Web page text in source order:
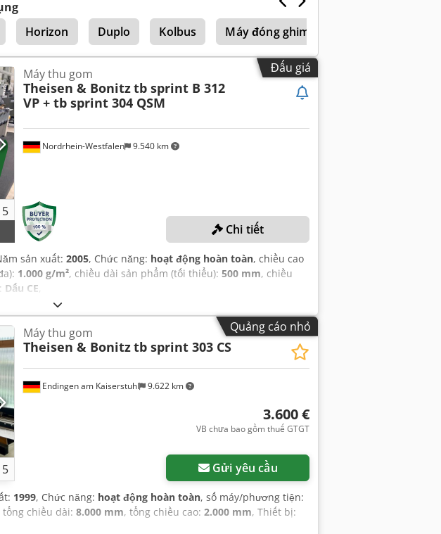
Horizon Duplo Kolbus Máy đóng ghim tập hợp
Đấu giá
5
Nordrhein-Westfalen 9.540 km
Máy thu gom
Theisen & Bonitztb sprint B 312
VP + tb sprint 304 QSM
Chi tiết
sản xuất: 2005, Chức năng: hoạt động hoàn toàn, chiều cao
1.000 g/m², chiều dài sản phẩm (tối thiểu): 500 mm, chiều
Dấu CE,
Quảng cáo nhỏ
5
Endingen am Kaiserstuhl 9.622 km
Máy thu gom
Theisen & Bonitztb sprint 303 CS
3.600 €
VB chưa bao gồm thuế GTGT
Gửi yêu cầu
1999, Chức năng: hoạt động hoàn toàn, số máy/phương tiện:
tổng chiều dài: 8.000 mm, tổng chiều cao: 2.000 mm, Thiết bị: